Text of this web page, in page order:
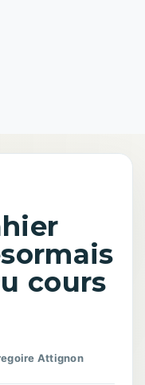
cours
Attignon